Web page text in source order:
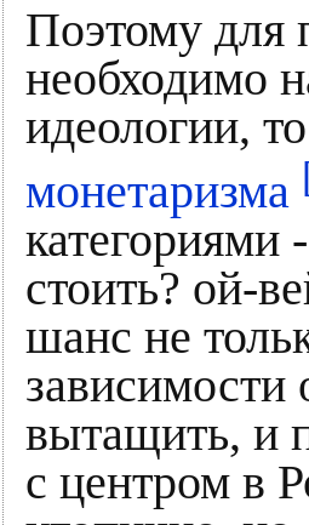
Поэтому для
необходимо
идеологии,
монетаризма
категориями
стоить? ой-
шанс не
зависимости
вытащить, и
с центром в